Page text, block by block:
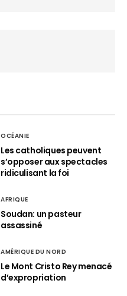
OCÉANIE
Les catholiques peuvent
s’opposer aux spectacles
ridiculisant la foi
AFRIQUE
Soudan: un pasteur
assassiné
AMÉRIQUE DU NORD
Le Mont Cristo Rey menacé
d’expropriation